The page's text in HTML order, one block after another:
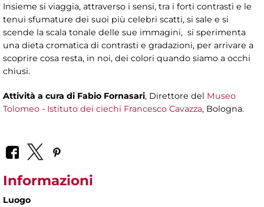
Insieme si viaggia, attraverso i sensi, tra i forti contrasti e le
tenui sfumature dei suoi più celebri scatti, si sale e si
scende la scala tonale delle sue immagini, si sperimenta
una dieta cromatica di contrasti e gradazioni, per arrivare a
scoprire cosa resta, in noi, dei colori quando siamo a occhi
chiusi.
Attività a cura di Fabio Fornasari, Direttore del Museo
Tolomeo - Istituto dei ciechi Francesco Cavazza, Bologna.
Informazioni
Luogo